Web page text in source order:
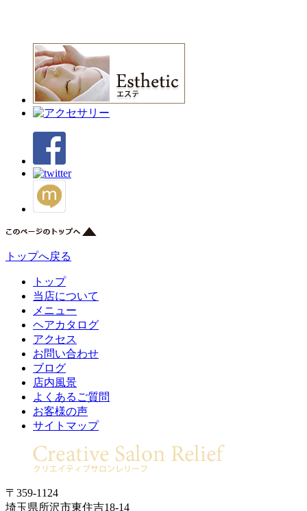
トップへ戻る
トップ
当店について
メニュー
ヘアカタログ
アクセス
お問い合わせ
ブログ
店内風景
よくあるご質問
お客様の声
サイトマップ
〒359-1124
埼玉県所沢市東住吉18‐14